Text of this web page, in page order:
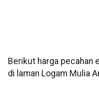
Berikut harga pecahan
di laman Logam Mulia